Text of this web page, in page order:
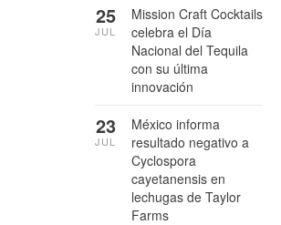
Mission Craft Cocktails
celebra el Día
Nacional del Tequila
con su última
innovación
25
JUL
México informa
resultado negativo a
Cyclospora
cayetanensis en
lechugas de Taylor
Farms
23
JUL